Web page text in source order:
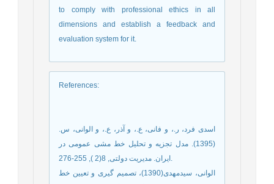
to comply with professional ethics in all
dimensions and establish a feedback and
evaluation system for it.
References:
اسدی فرد، ر.، و فانی، ع.، و آذر، ع.، و الوانی، س.
(1395). مدل تجزیه و تحلیل خط مشی عمومی در
الوانی، سیدمهدی(1390)، تصمیم گیری و تعیین خط